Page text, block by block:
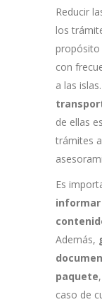
Reducir
los
propósito
con
a las
de ellas
trámites
Es
Además,
paquete
caso de